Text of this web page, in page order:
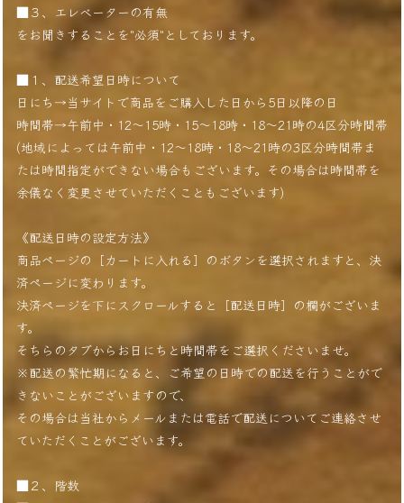
■３、エレベーターの有無
をお聞きすることを"必須"としております。
■１、配送希望日時について
日にち→当サイトで商品をご購入した日から5日以降の日
時間帯→午前中・12〜15時・15〜18時・18〜21時の4区分時間帯
(地域によっては午前中・12〜18時・18〜21時の3区分時間帯ま
たは時間指定ができない場合もございます。その場合は時間帯を
余儀なく変更させていただくこともございます)
《配送日時の設定方法》
商品ページの［カートに入れる］のボタンを選択されますと、決
済ページに変わります。
決済ページを下にスクロールすると［配送日時］の欄がございま
す。
そちらのタブからお日にちと時間帯をご選択くださいませ。
※配送の繁忙期になると、ご希望の日時での配送を行うことがで
きないことがございますので、
その場合は当社からメールまたは電話で配送についてご連絡させ
ていただくことがございます。
■２、階数